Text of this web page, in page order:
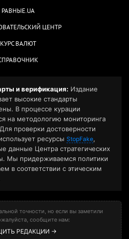
РАВНЫЕ.UA
ЦЕНТР
КУРС ВАЛЮТ
и верификация: Издание
высокие стандарты
В процессе курации
на методологию мониторинга
проверки достоверности
ресурсы StopFake,
данные Центра стратегических
Мы придерживаемся политики
в соответствии с этическим
точности, но если вы заметили
сообщите нам:
РЕДАКЦИИ →